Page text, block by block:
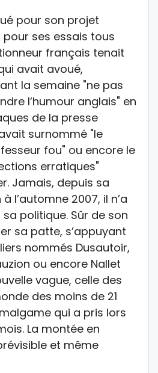
pour son projet
ses essais tous
français tenait
avait avoué,
la semaine "ne pas
l’humour anglais" en
de la presse
surnommé "le
fou" ou encore le
erratiques"
Jamais, depuis sa
l’automne 2007, il n’a
politique. Sûr de son
sa patte, s’appuyant
nommés Dusautoir,
ou encore Nallet
vague, celle des
des moins de 21
qui a pris lors
La montée en
et même